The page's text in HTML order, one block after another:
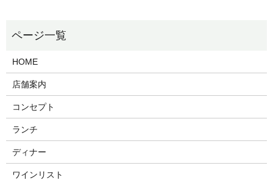
HOME
店舗案内
コンセプト
ランチ
ディナー
ワインリスト